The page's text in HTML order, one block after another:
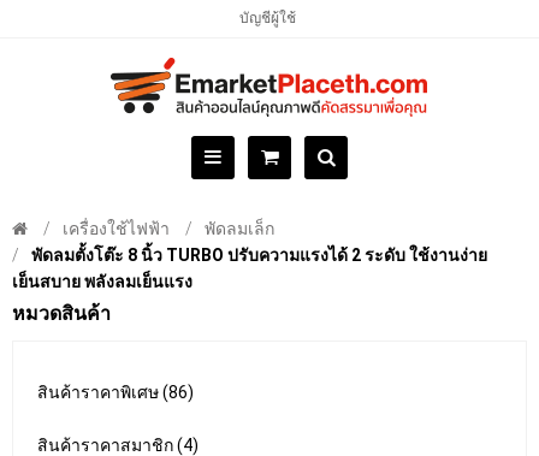
บัญชีผู้ใช้
เครื่องใช้ไฟฟ้า
พัดลมเล็ก
พัดลมตั้งโต๊ะ 8 นิ้ว TURBO ปรับความแรงได้ 2 ระดับ ใช้งานง่าย
เย็นสบาย พลังลมเย็นแรง
หมวดสินค้า
สินค้าราคาพิเศษ (86)
สินค้าราคาสมาชิก (4)